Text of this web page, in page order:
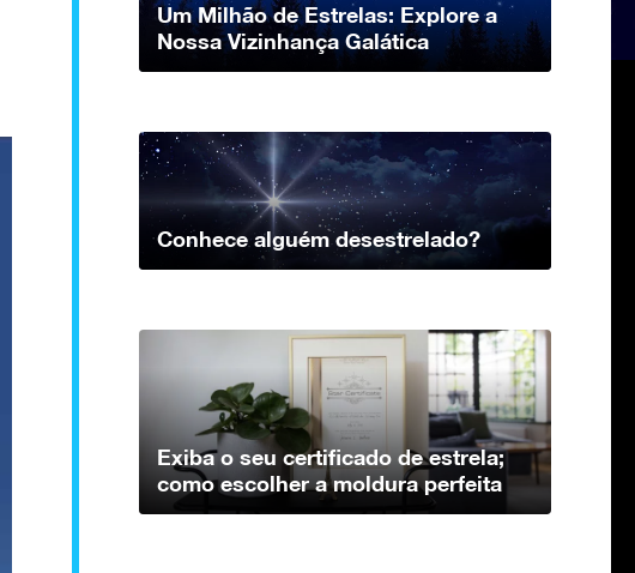
Um Milhão de Estrelas: Explore a
Nossa Vizinhança Galática
Conhece alguém desestrelado?
Exiba o seu certificado de estrela;
como escolher a moldura perfeita